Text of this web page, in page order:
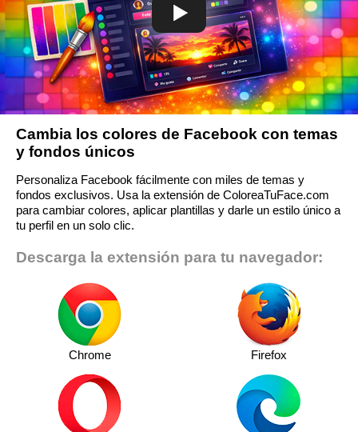
Cambia los colores de Facebook con temas
y fondos únicos
Personaliza Facebook fácilmente con miles de temas y
fondos exclusivos. Usa la extensión de ColoreaTuFace.com
para cambiar colores, aplicar plantillas y darle un estilo único a
tu perfil en un solo clic.
Descarga la extensión para tu navegador:
Chrome Firefox